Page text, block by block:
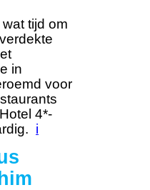
tijd om
in
voor
4*-
i